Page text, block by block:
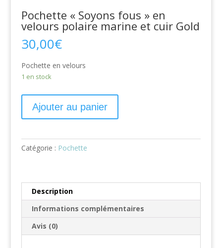
Pochette « Soyons fous » en
velours polaire marine et cuir Gold
30,00€
Pochette en velours
1 en stock
Ajouter au panier
Catégorie : Pochette
Description
Informations complémentaires
Avis (0)